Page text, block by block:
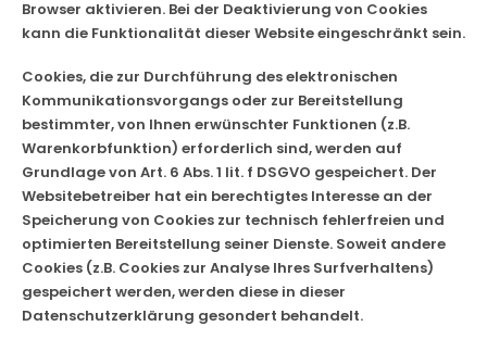
Browser aktivieren. Bei der Deaktivierung von Cookies
kann die Funktionalität dieser Website eingeschränkt sein.
Cookies, die zur Durchführung des elektronischen
Kommunikationsvorgangs oder zur Bereitstellung
bestimmter, von Ihnen erwünschter Funktionen (z.B.
Warenkorbfunktion) erforderlich sind, werden auf
Grundlage von Art. 6 Abs. 1 lit. f DSGVO gespeichert. Der
Websitebetreiber hat ein berechtigtes Interesse an der
Speicherung von Cookies zur technisch fehlerfreien und
optimierten Bereitstellung seiner Dienste. Soweit andere
Cookies (z.B. Cookies zur Analyse Ihres Surfverhaltens)
gespeichert werden, werden diese in dieser
Datenschutzerklärung gesondert behandelt.